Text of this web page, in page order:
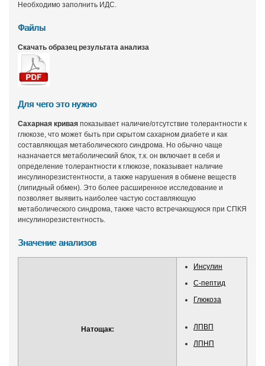
Необходимо заполнить ИДС.
Файлы
Скачать образец результата анализа
Для чего это нужно
Сахарная кривая показывает наличие/отсутствие толерантности к
глюкозе, что может быть при скрытом сахарном диабете и как
составляющая метаболического синдрома. Но обычно чаще
назначается метаболический блок, т.к. он включает в себя и
определение толерантности к глюкозе, показывает наличие
инсулинорезистентности, а также нарушения в обмене веществ
(липидный обмен). Это более расширенное исследование и
позволяет выявить наиболее частую составляющую
метаболического синдрома, также часто встречающуюся при СПКЯ
инсулинорезистентность.
Значение анализов
Натощак:
Инсулин
С-пептид
Глюкоза
ЛПВП
ЛПНП